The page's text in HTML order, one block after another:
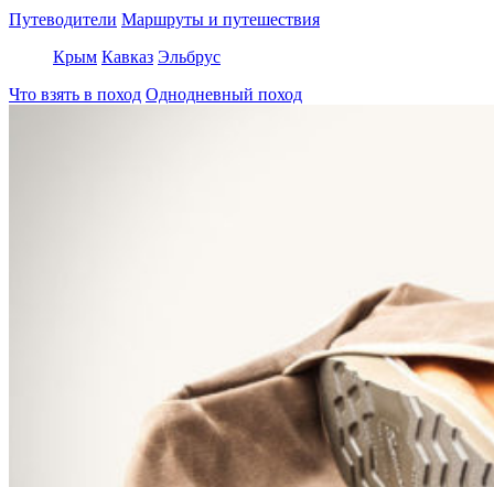
Путеводители Маршруты и путешествия
Крым Кавказ Эльбрус
Что взять в поход Однодневный поход